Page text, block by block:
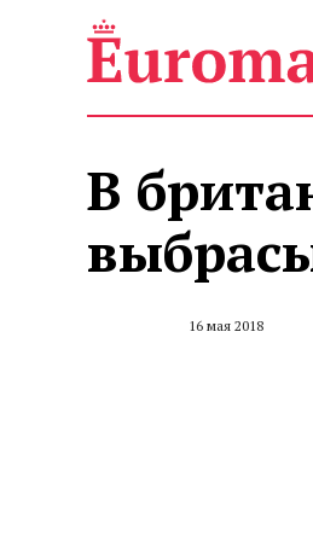
В
16 мая 2018